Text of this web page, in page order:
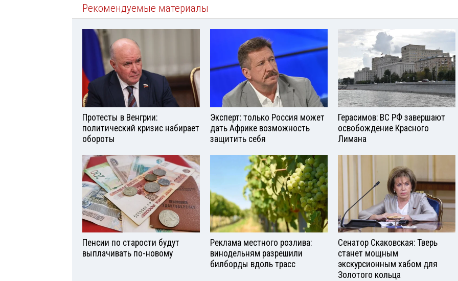
Рекомендуемые материалы
Протесты в Венгрии:
политический кризис набирает
обороты
Эксперт: только Россия может
дать Африке возможность
защитить себя
Герасимов: ВС РФ завершают
освобождение Красного
Лимана
Пенсии по старости будут
выплачивать по-новому
Реклама местного розлива:
винодельням разрешили
билборды вдоль трасс
Сенатор Скаковская: Тверь
станет мощным
экскурсионным хабом для
Золотого кольца